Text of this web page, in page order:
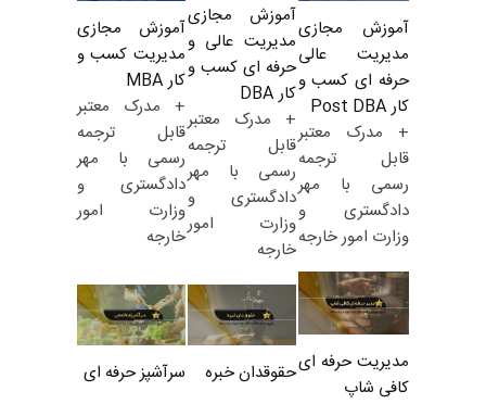
آموزش مجازی
مدیریت عالی
حرفه ای کسب و
کار Post DBA
+ مدرک معتبر
قابل ترجمه
رسمی با مهر
دادگستری و
وزارت امور خارجه
آموزش مجازی
مدیریت عالی و
حرفه ای کسب و
کار DBA
+ مدرک معتبر
قابل ترجمه
رسمی با مهر
دادگستری و
وزارت امور
خارجه
آموزش مجازی
مدیریت کسب و
کار MBA
+ مدرک معتبر
قابل ترجمه
رسمی با مهر
دادگستری و
وزارت امور
خارجه
مدیریت حرفه ای
کافی شاپ
حقوقدان خبره سرآشپز حرفه ای